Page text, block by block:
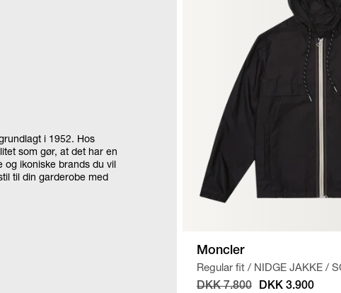
i 1952. Hos
som gør, at det har en
og ikoniske brands du vil
til din garderobe med
Moncler
Regular fit / NIDGE JAKKE /
DKK 7.800 DKK 3.900